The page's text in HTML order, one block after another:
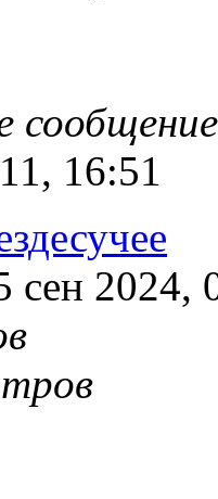
16:51
сен 2024,